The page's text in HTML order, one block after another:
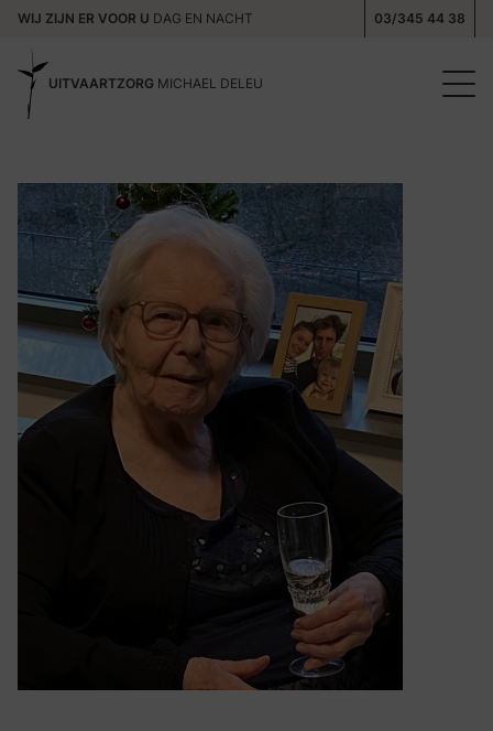
WIJ ZIJN ER VOOR U DAG EN NACHT 03/345 44 38
UITVAARTZORG MICHAEL DELEU